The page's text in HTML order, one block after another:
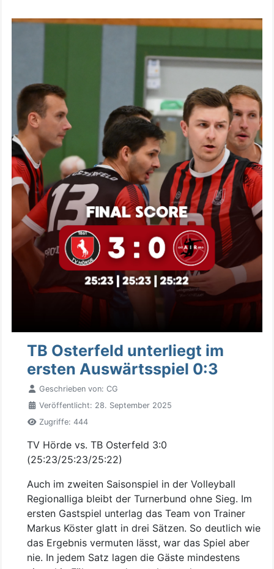
TB Osterfeld unterliegt im
ersten Auswärtsspiel 0:3
Geschrieben von: CG
Veröffentlicht: 28. September 2025
Zugriffe: 444
TV Hörde vs. TB Osterfeld 3:0
(25:23/25:23/25:22)
Auch im zweiten Saisonspiel in der Volleyball
Regionalliga bleibt der Turnerbund ohne Sieg. Im
ersten Gastspiel unterlag das Team von Trainer
Markus Köster glatt in drei Sätzen. So deutlich wie
das Ergebnis vermuten lässt, war das Spiel aber
nie. In jedem Satz lagen die Gäste mindestens